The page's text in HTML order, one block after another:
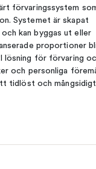
förvaringssystem
Systemet är skapat
kan byggas ut eller
proportioner
lösning för förvaring
och personliga
tidlöst och mångsidigt